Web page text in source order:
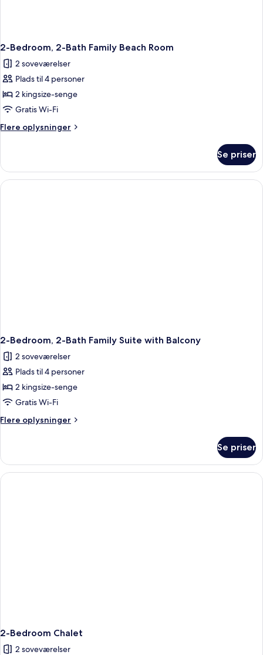
2-Bedroom, 2-Bath Family Beach Room
2 soveværelser
Plads til 4 personer
2 kingsize-senge
Gratis Wi-Fi
Flere oplysninger
Flere
Bedroom,
2-
Bath
Se priser
2-Bedroom, 2-Bath Family Suite with Balcony
2 soveværelser
Plads til 4 personer
2 kingsize-senge
Gratis Wi-Fi
Flere oplysninger
Flere
Bedroom,
2-
Bath
Se priser
2-Bedroom Chalet
2 soveværelser